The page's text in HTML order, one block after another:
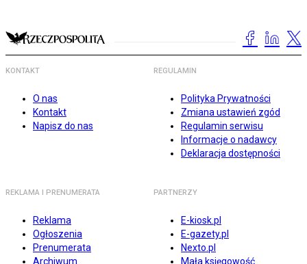
KONTAKT
O nas
Kontakt
Napisz do nas
REGULAMIN
Polityka Prywatności
Zmiana ustawień zgód
Regulamin serwisu
Informacje o nadawcy
Deklaracja dostępności
REKLAMA I PRENUMERATA
Reklama
Ogłoszenia
Prenumerata
Archiwum
PARTNERZY
E-kiosk.pl
E-gazety.pl
Nexto.pl
Mała księgowość